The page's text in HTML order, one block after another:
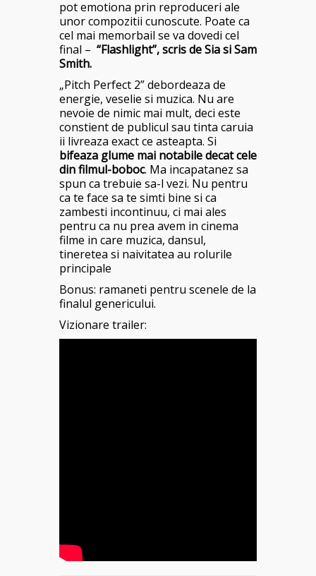
pot emotiona prin reproduceri ale
unor compozitii cunoscute. Poate ca
cel mai memorbail se va dovedi cel
final – “Flashlight”, scris de Sia si Sam
Smith.
„Pitch Perfect 2” debordeaza de
energie, veselie si muzica. Nu are
nevoie de nimic mai mult, deci este
constient de publicul sau tinta caruia
ii livreaza exact ce asteapta. Si
bifeaza glume mai notabile decat cele
din filmul-boboc. Ma incapatanez sa
spun ca trebuie sa-l vezi. Nu pentru
ca te face sa te simti bine si ca
zambesti incontinuu, ci mai ales
pentru ca nu prea avem in cinema
filme in care muzica, dansul,
tineretea si naivitatea au rolurile
principale
Bonus: ramaneti pentru scenele de la
finalul genericului.
Vizionare trailer: